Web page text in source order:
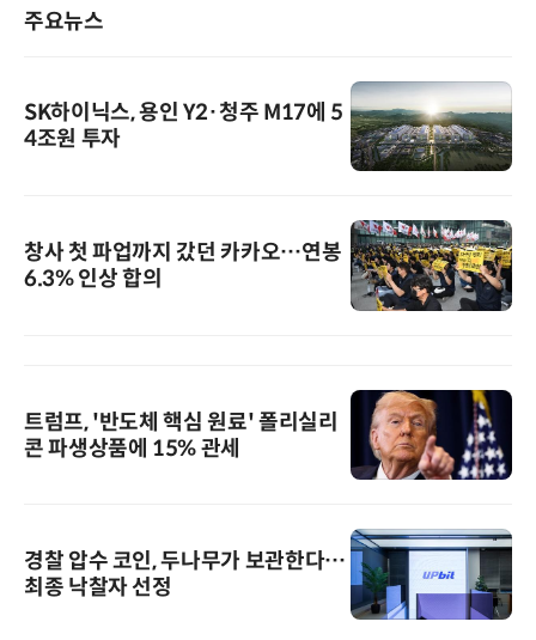
주요뉴스
SK하이닉스, 용인 Y2·청주 M17에 5
4조원 투자
창사 첫 파업까지 갔던 카카오…연봉
6.3% 인상 합의
트럼프, '반도체 핵심 원료' 폴리실리
콘 파생상품에 15% 관세
경찰 압수 코인, 두나무가 보관한다…
최종 낙찰자 선정